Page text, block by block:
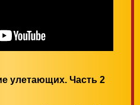
улетающих. Часть 2